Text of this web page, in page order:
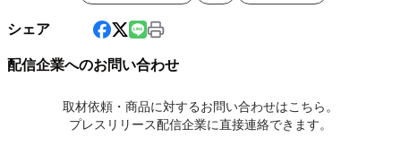
シェア
配信企業へのお問い合わせ
取材依頼・商品に対するお問い合わせはこちら。
プレスリリース配信企業に直接連絡できます。